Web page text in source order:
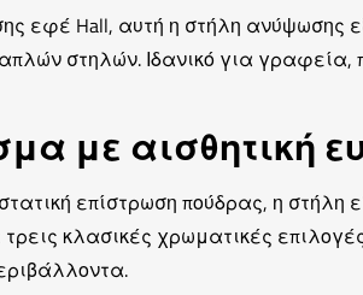
εφέ Hall, αυτή η στήλη ανύψωσης
στηλών. Ιδανικό για
με αισθητική
επίστρωση πούδρας, η
κλασικές χρωματικές